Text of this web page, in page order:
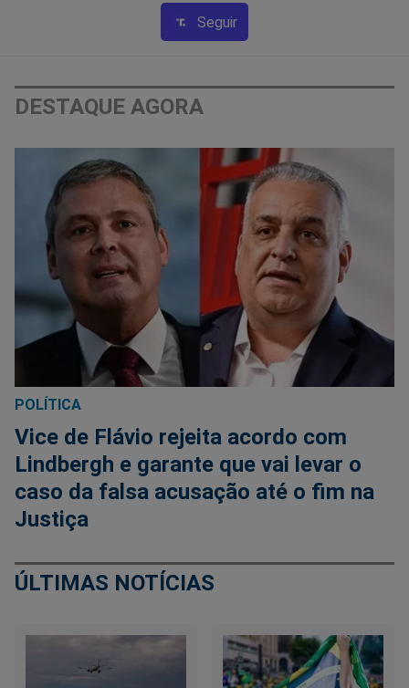
Seguir
DESTAQUE AGORA
POLÍTICA
Vice de Flávio rejeita acordo com
Lindbergh e garante que vai levar o
caso da falsa acusação até o fim na
Justiça
ÚLTIMAS NOTÍCIAS